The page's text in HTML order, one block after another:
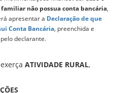
não possua conta bancária
apresentar a Declaração de que
Conta Bancária , preenchida e
declarante.
ATIVIDADE RURAL,